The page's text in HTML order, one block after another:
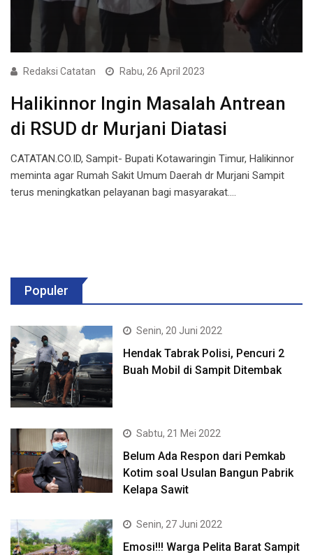
Redaksi Catatan Rabu, 26 April 2023
Halikinnor Ingin Masalah Antrean
di RSUD dr Murjani Diatasi
CATATAN.CO.ID, Sampit- Bupati Kotawaringin Timur, Halikinnor
meminta agar Rumah Sakit Umum Daerah dr Murjani Sampit
terus meningkatkan pelayanan bagi masyarakat.…
Populer
Senin, 20 Juni 2022
Hendak Tabrak Polisi, Pencuri 2
Buah Mobil di Sampit Ditembak
Sabtu, 21 Mei 2022
Belum Ada Respon dari Pemkab
Kotim soal Usulan Bangun Pabrik
Kelapa Sawit
Senin, 27 Juni 2022
Emosi!!! Warga Pelita Barat Sampit